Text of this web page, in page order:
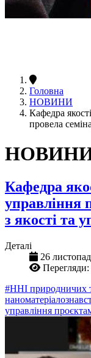
Головна
НОВИНИ
Кафедра
провела
Кафедра
управління
з якості та
Деталі
26
#ННІ природничих
управління